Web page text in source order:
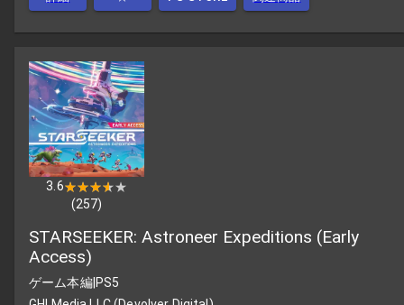
3.6★★★★★
★★★★★
(257)
STARSEEKER: Astroneer Expeditions (Early
Access)
ゲーム本編|PS5